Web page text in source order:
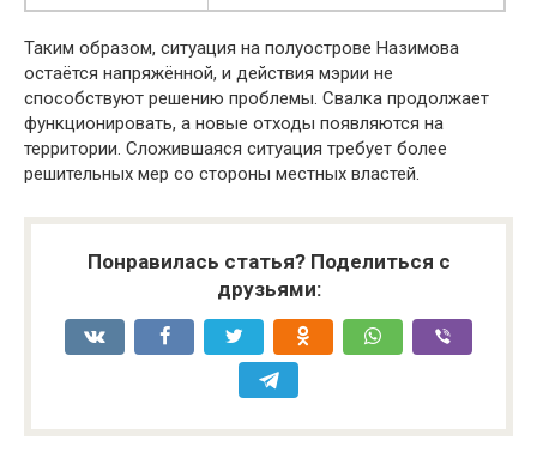
Таким образом, ситуация на полуострове Назимова
остаётся напряжённой, и действия мэрии не
способствуют решению проблемы. Свалка продолжает
функционировать, а новые отходы появляются на
территории. Сложившаяся ситуация требует более
решительных мер со стороны местных властей.
Понравилась статья? Поделиться с
друзьями: